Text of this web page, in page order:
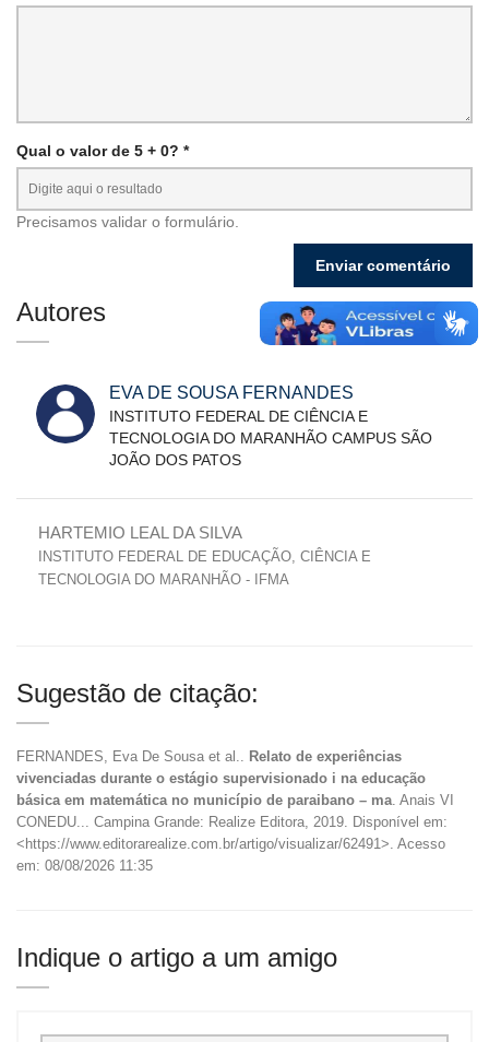
Qual o valor de 5 + 0? *
Precisamos validar o formulário.
Autores
EVA DE SOUSA FERNANDES
INSTITUTO FEDERAL DE CIÊNCIA E
TECNOLOGIA DO MARANHÃO CAMPUS SÃO
JOÃO DOS PATOS
HARTEMIO LEAL DA SILVA
INSTITUTO FEDERAL DE EDUCAÇÃO, CIÊNCIA E
TECNOLOGIA DO MARANHÃO - IFMA
Sugestão de citação:
FERNANDES, Eva De Sousa et al.. Relato de experiências
vivenciadas durante o estágio supervisionado i na educação
básica em matemática no município de paraibano – ma. Anais VI
CONEDU... Campina Grande: Realize Editora, 2019. Disponível em:
<https://www.editorarealize.com.br/artigo/visualizar/62491>. Acesso
em: 08/08/2026 11:35
Indique o artigo a um amigo